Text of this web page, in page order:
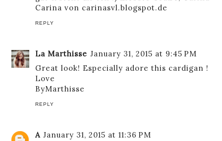
Carina von carinasvl.blogspot.de
REPLY
La Marthisse January 31, 2015 at 9:45 PM
Great look! Especially adore this cardigan !
Love
ByMarthisse
REPLY
A January 31, 2015 at 11:36 PM